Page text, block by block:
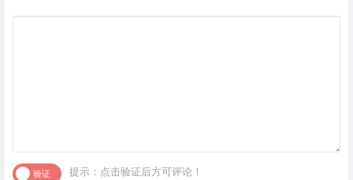
提示：点击验证后方可评论！